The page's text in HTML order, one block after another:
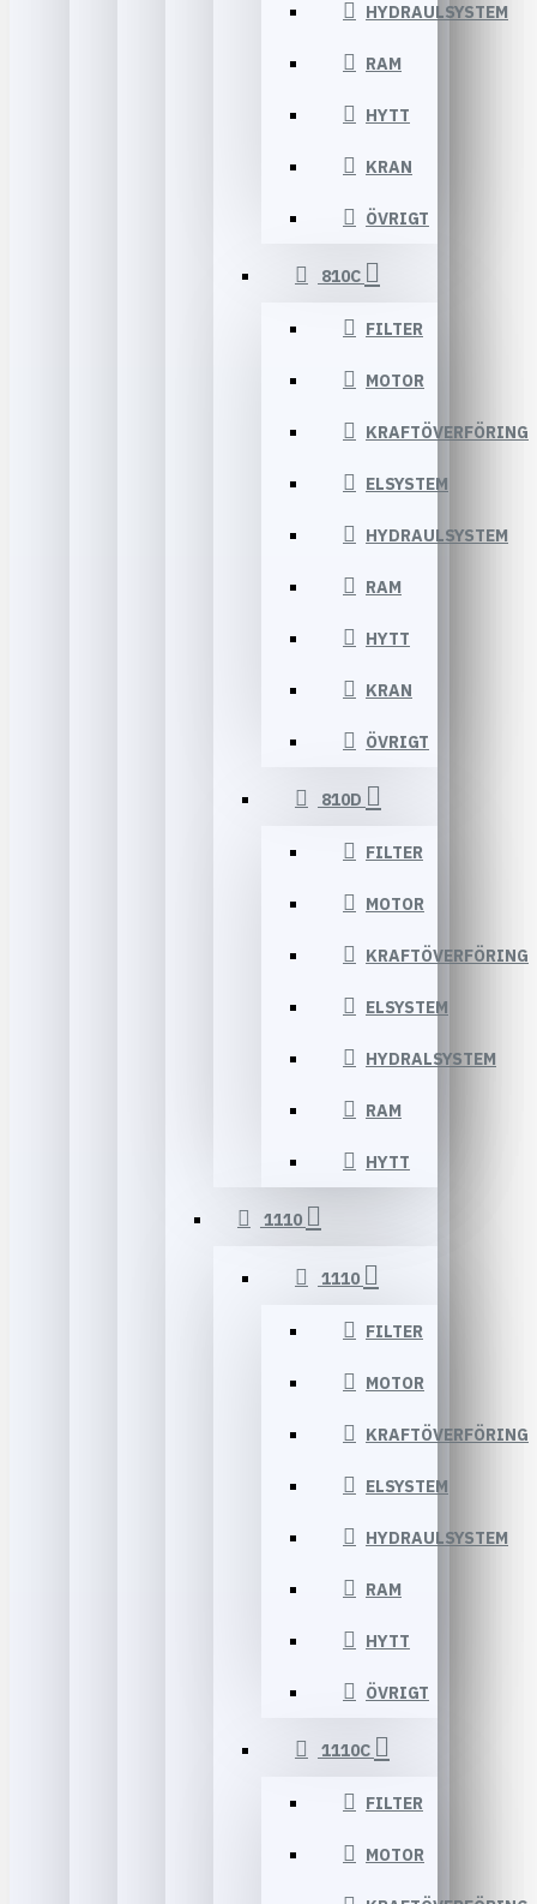
HYDRAULSYSTEM
RAM
HYTT
KRAN
ÖVRIGT
810C
FILTER
MOTOR
KRAFTÖVERFÖRING
ELSYSTEM
HYDRAULSYSTEM
RAM
HYTT
KRAN
ÖVRIGT
810D
FILTER
MOTOR
KRAFTÖVERFÖRING
ELSYSTEM
HYDRALSYSTEM
RAM
HYTT
1110
1110
FILTER
MOTOR
KRAFTÖVERFÖRING
ELSYSTEM
HYDRAULSYSTEM
RAM
HYTT
ÖVRIGT
1110C
FILTER
MOTOR